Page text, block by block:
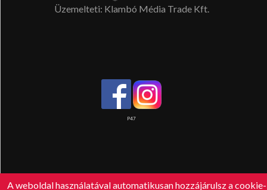
Üzemelteti: Klambó Média Trade Kft.
P47
A weboldal használatával automatikusan hozzájárulsz a